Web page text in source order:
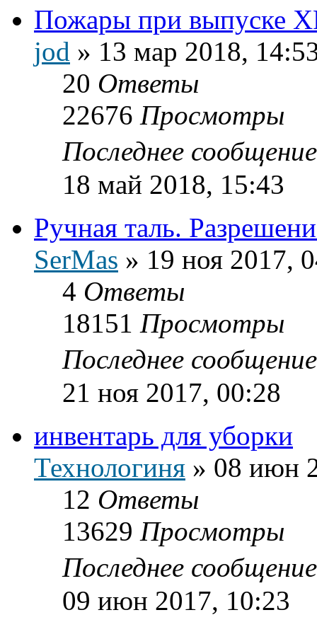
Пожары при выпуске
jod » 13 мар 2018,
20 Ответы
22676 Просмотры
Последнее
18 май 2018, 15:43
Ручная таль.
SerMas » 19 ноя 2017,
4 Ответы
18151 Просмотры
Последнее
21 ноя 2017, 00:28
инвентарь для уборки
Технологиня » 08 июн
12 Ответы
13629 Просмотры
Последнее
09 июн 2017, 10:23